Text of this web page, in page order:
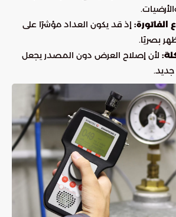
إذ قد يكون العداد مؤشرًا على
بصريًا.
لأن إصلاح العرض دون المصدر يجعل